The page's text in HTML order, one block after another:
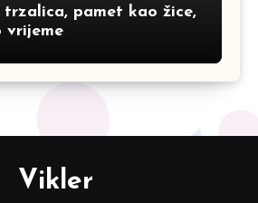
pamet kao žice,
vrijeme
Vikler